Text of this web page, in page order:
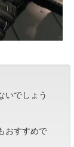
いでしょう
おすすめで